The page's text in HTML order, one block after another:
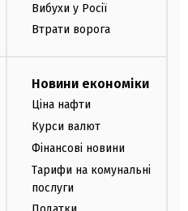
Вибухи у Росії
Втрати ворога
Новини економіки
Ціна нафти
Курси валют
Фінансові новини
Тарифи на комунальні
послуги